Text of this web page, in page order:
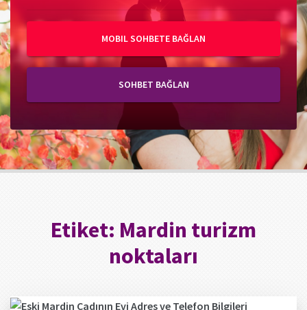
MOBIL SOHBETE BAĞLAN
SOHBET BAĞLAN
Etiket: Mardin turizm
noktaları